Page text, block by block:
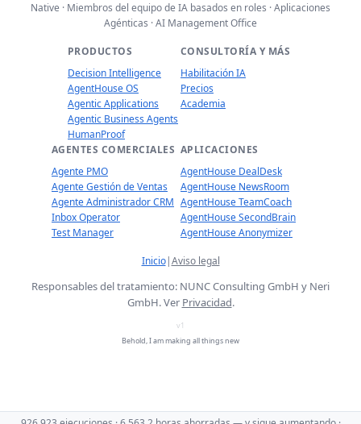
Native · Miembros del equipo de IA basados en roles · Aplicaciones
Agénticas · AI Management Office
PRODUCTOS
Decision Intelligence
AgentHouse OS
Agentic Applications
Agentic Business Agents
HumanProof
CONSULTORÍA Y MÁS
Habilitación IA
Precios
Academia
AGENTES COMERCIALES
Agente PMO
Agente Gestión de Ventas
Agente Administrador CRM
Inbox Operator
Test Manager
APLICACIONES
AgentHouse DealDesk
AgentHouse NewsRoom
AgentHouse TeamCoach
AgentHouse SecondBrain
AgentHouse Anonymizer
Inicio|Aviso legal
Responsables del tratamiento: NUNC Consulting GmbH y Neri
GmbH. Ver Privacidad.
v1
Behold, I am making all things new